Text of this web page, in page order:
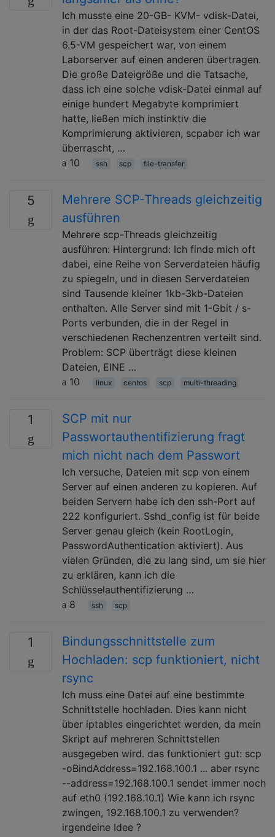
Ich musste eine 20-GB- KVM- vdisk-Datei,
in der das Root-Dateisystem einer CentOS
6.5-VM gespeichert war, von einem
Laborserver auf einen anderen übertragen.
Die große Dateigröße und die Tatsache,
dass ich eine solche vdisk-Datei einmal auf
einige hundert Megabyte komprimiert
hatte, ließen mich instinktiv die
Komprimierung aktivieren, scpaber ich war
überrascht, …
10
ssh scp file-transfer
5
Mehrere SCP-Threads gleichzeitig
ausführen
Mehrere scp-Threads gleichzeitig
ausführen: Hintergrund: Ich finde mich oft
dabei, eine Reihe von Serverdateien häufig
zu spiegeln, und in diesen Serverdateien
sind Tausende kleiner 1kb-3kb-Dateien
enthalten. Alle Server sind mit 1-Gbit / s-
Ports verbunden, die in der Regel in
verschiedenen Rechenzentren verteilt sind.
Problem: SCP überträgt diese kleinen
Dateien, EINE …
10
linux centos scp multi-threading
1
SCP mit nur
Passwortauthentifizierung fragt
mich nicht nach dem Passwort
Ich versuche, Dateien mit scp von einem
Server auf einen anderen zu kopieren. Auf
beiden Servern habe ich den ssh-Port auf
222 konfiguriert. Sshd_config ist für beide
Server genau gleich (kein RootLogin,
PasswordAuthentication aktiviert). Aus
vielen Gründen, die zu lang sind, um sie hier
zu erklären, kann ich die
Schlüsselauthentifizierung …
8
ssh scp
1
Bindungsschnittstelle zum
Hochladen: scp funktioniert, nicht
rsync
Ich muss eine Datei auf eine bestimmte
Schnittstelle hochladen. Dies kann nicht
über iptables eingerichtet werden, da mein
Skript auf mehreren Schnittstellen
ausgegeben wird. das funktioniert gut: scp
-oBindAddress=192.168.100.1 ... aber rsync
--address=192.168.100.1 sendet immer noch
auf eth0 (192.168.10.1) Wie kann ich rsync
zwingen, 192.168.100.1 zu verwenden?
irgendeine Idee ?